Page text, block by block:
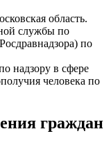
область.
службы по
по
надзору в сфере
человека по
граждан